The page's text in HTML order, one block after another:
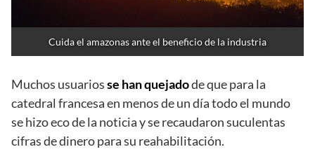
Cuida el amazonas ante el beneficio de la industria
Muchos usuariosse han quejadode que para la
catedral francesa en menos de un día todo el mundo
se hizo eco de la noticia y se recaudaron suculentas
cifras de dinero para su reahabilitación.